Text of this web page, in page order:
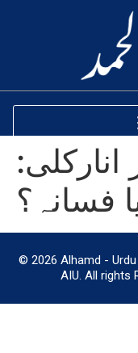
انارکلی:
فسانہ؟
© 2026 Alhamd -
AIU. All rights